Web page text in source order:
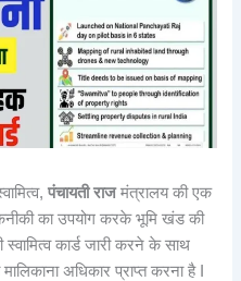
पंचायती राजमंत्रालय की एक
का उपयोग करके भूमि खंड की
कार्ड जारी करने के साथ
अधिकार प्राप्त करना है I